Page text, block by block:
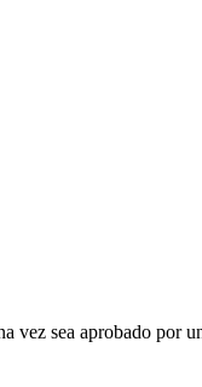
vez sea aprobado por